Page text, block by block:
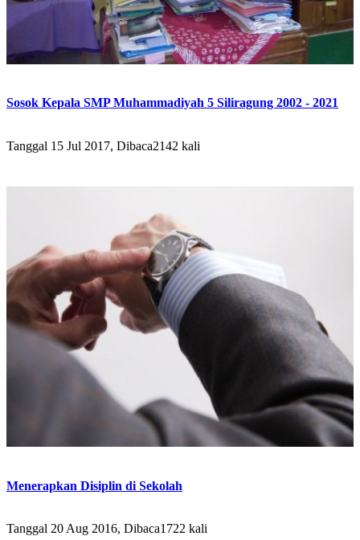
Sosok Kepala SMP Muhammadiyah 5 Siliragung 2002 - 2021
Tanggal 15 Jul 2017, Dibaca2142 kali
Menerapkan Disiplin di Sekolah
Tanggal 20 Aug 2016, Dibaca1722 kali